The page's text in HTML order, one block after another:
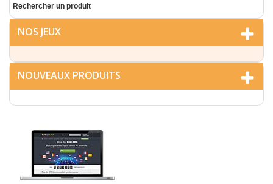
Rechercher un produit
NOS JEUX
NOUVEAUX PRODUITS